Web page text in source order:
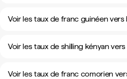
Voir les taux de franc guinéen
Voir les taux de shilling kényan
Voir les taux de franc comorien